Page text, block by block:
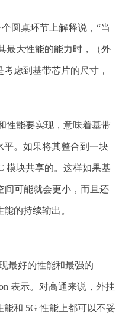
圆桌环节上解释说，“当
最大性能的能力时，（外
虑到基带芯片的尺寸，
性能要实现，意味着基带
平。如果将其整合到一块
模块共享的。这样如果基
间可能就会更小，而且还
的持续输出。
最好的性能和最强的
表示。对高通来说，外挂
能和 5G 性能上都可以不妥